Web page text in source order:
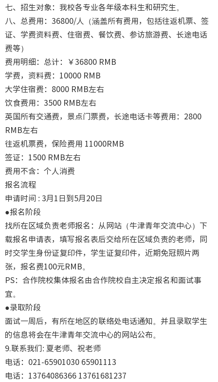
七、招生对象：我校各专业各年级本科生和研究生。
八、总费用：36800/人（涵盖所有费用，包括往返机票、签
证、学费资料费、住宿费、餐饮费、参访旅游费、长途电话
费等）
费用明细：总计：￥36800 RMB
学费，资料费：10000 RMB
大学住宿费：8000 RMB左右
饮食费用：3500 RMB左右
英国所有交通费，景点门票费，长途电话卡等费用：2800
RMB左右
往返机票费，保险费用 11000RMB
签证：1500 RMB左右
费用不含：个人消费
报名流程
申请时间 : 3月1日到5月20日
●报名阶段
找所在区域负责老师报名：从网站（牛津青年交流中心）下
载报名申请表，填写报名表后交给所在区域负责的老师，同
时交学生身份证复印件，学生证复印件，近期免冠照片两
张，报名费100元RMB。
PS：合作院校集体报名由合作院校自主决定报名和面试事
宜。
●录取阶段
面试一周后，有所在地区的联络处电话通知。并且录取学生
的信息将会在牛津青年交流中心的网站公布。
9.联系我们: 夏老师、祝老师
电话：021-65901030 65901113
电话：13764086366 13761681237